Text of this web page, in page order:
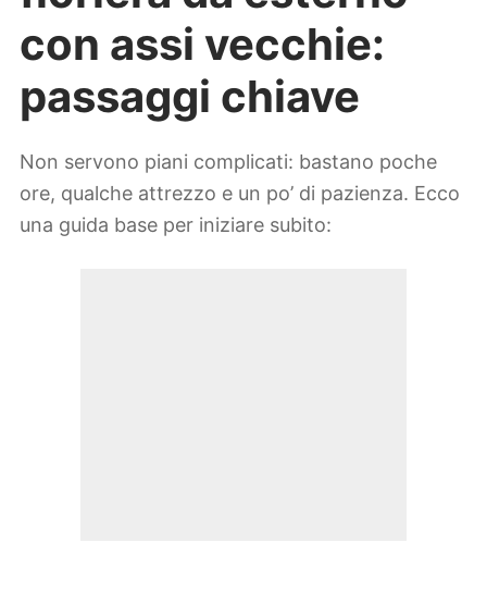
con assi vecchie:
passaggi chiave
Non servono piani complicati: bastano poche
ore, qualche attrezzo e un po’ di pazienza. Ecco
una guida base per iniziare subito: